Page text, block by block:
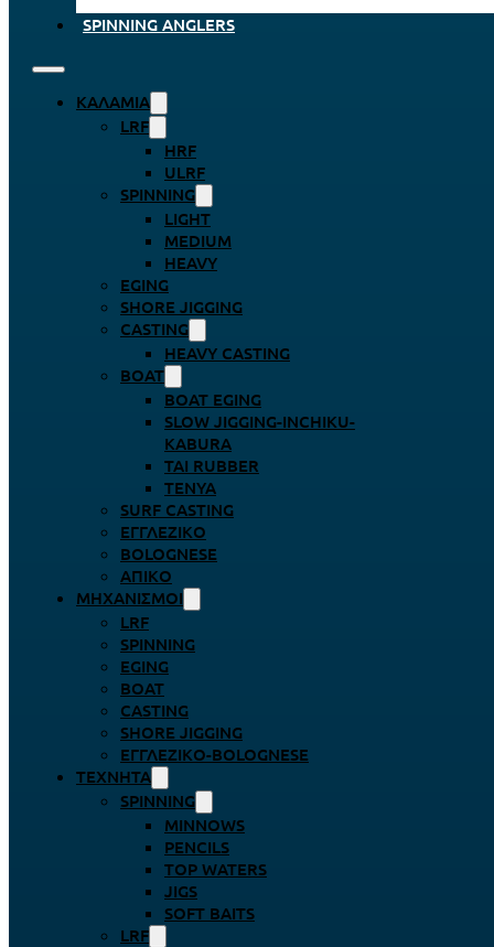
SPINNING ANGLERS
ΚΑΛΆΜΙΑ
LRF
HRF
ULRF
SPINNING
LIGHT
MEDIUM
HEAVY
EGING
SHORE JIGGING
CASTING
HEAVY CASTING
BOAT
BOAT EGING
SLOW JIGGING-INCHIKU-
KABURA
TAI RUBBER
TENYA
SURF CASTING
ΕΓΓΛΈΖΙΚΟ
BOLOGNESE
ΑΠΊΚΟ
ΜΗΧΑΝΙΣΜΟΊ
LRF
SPINNING
EGING
BOAT
CASTING
SHORE JIGGING
ΕΓΓΛΈΖΙΚΟ-BOLOGNESE
ΤΕΧΝΗΤΆ
SPINNING
MINNOWS
PENCILS
TOP WATERS
JIGS
SOFT BAITS
LRF